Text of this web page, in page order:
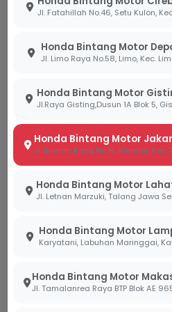
Honda Bintang Motor
Honda Bintang Motor
Honda Bintang Motor
Honda Bintang Motor
Honda Bintang Motor
Honda Bintang Motor
Volume Berkurang:
berkurang drastis tanpa
di AHASS
Agar motor Honda Anda
terhindar dari biaya turun
panduan perawatan dari tim
Gunakan Rumus 2:1:
penggantian oli mesin
setiap
8.000 KM - 10.000
Gunakan AHM Gear Oil
pastikan menggunakan